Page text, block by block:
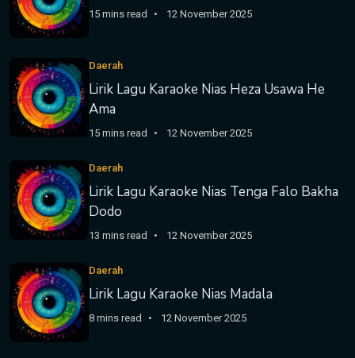
15 mins read 12 November 2025
Daerah
Lirik Lagu Karaoke Nias Heza Usawa He
Ama
15 mins read 12 November 2025
Daerah
Lirik Lagu Karaoke Nias Tenga Falo Bakha
Dodo
13 mins read 12 November 2025
Daerah
Lirik Lagu Karaoke Nias Madala
8 mins read 12 November 2025